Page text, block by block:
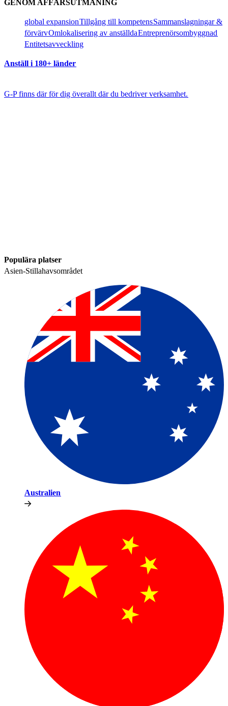
GENOM AFFÄRSUTMANING​​
global expansion​​Tillgång till kompetens​​Sammanslagningar &
förvärv​​Omlokalisering av anställda​​Entreprenörsombyggnad​​
Entitetsavveckling​​
Anställ i 180+ länder​​
G-P finns där för dig överallt där du bedriver verksamhet.​​
Populära platser​​
Asien-Stillahavsområdet​​
Australien​​